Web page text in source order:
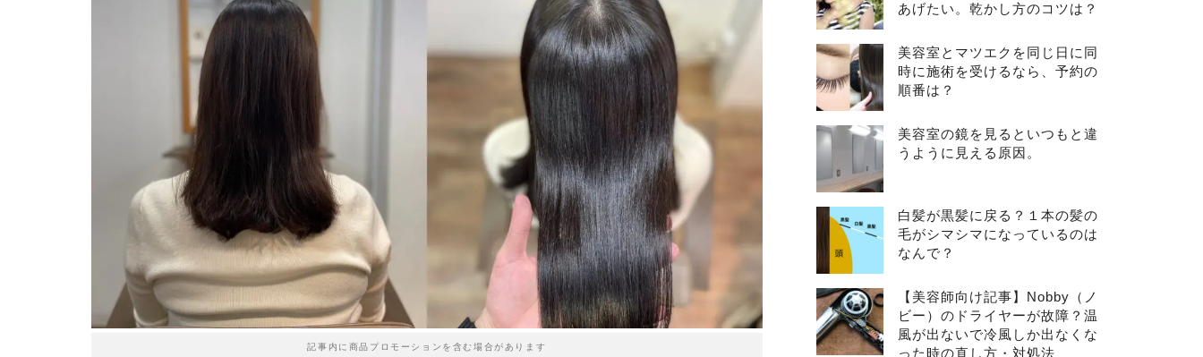
記事内に商品プロモーションを含む場合があります
あげたい。乾かし方のコツは？
美容室とマツエクを同じ日に同
時に施術を受けるなら、予約の
順番は？
美容室の鏡を見るといつもと違
うように見える原因。
白髪が黒髪に戻る？１本の髪の
毛がシマシマになっているのは
なんで？
【美容師向け記事】Nobby（ノ
ビー）のドライヤーが故障？温
風が出ないで冷風しか出なくな
った時の直し方・対処法